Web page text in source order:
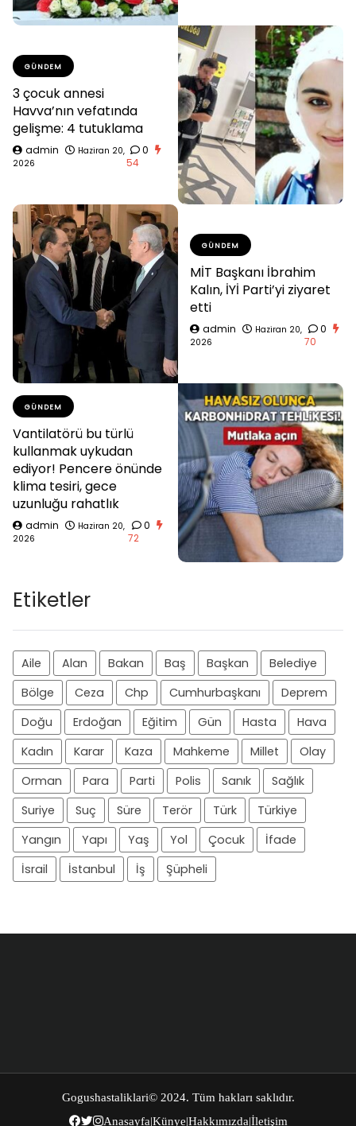
GÜNDEM
3 çocuk annesi
Havva’nın vefatında
gelişme: 4 tutuklama
admin
Haziran 20,
2026
0
54
GÜNDEM
MİT Başkanı İbrahim
Kalın, İYİ Parti’yi ziyaret
etti
admin
Haziran 20,
2026
0
70
GÜNDEM
Vantilatörü bu türlü
kullanmak uykudan
ediyor! Pencere önünde
klima tesiri, gece
uzunluğu rahatlık
admin
Haziran 20,
2026
0
72
Etiketler
Aile Alan Bakan Baş Başkan
Belediye
Bölge
Ceza Chp Cumhurbaşkanı
Deprem
Doğu
Erdoğan Eğitim Gün Hasta
Hava
Kadın
Karar Kaza Mahkeme Millet
Olay
Orman
Para Parti Polis Sanık
Sağlık
Suriye
Suç Süre Terör Türk
Türkiye
Yangın
Yapı Yaş Yol Çocuk
İfade
İsrail
İstanbul İş Şüpheli
Gogushastaliklari© 2024. Tüm hakları saklıdır.
Anasayfa|Künye|Hakkımızda|İletişim